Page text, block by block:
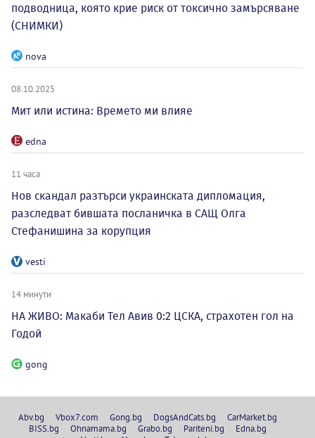
подводница, която крие риск от токсично замърсяване
(СНИМКИ)
nova
08.10.2025
Мит или истина: Времето ми влияе
edna
11 часа
Нов скандал разтърси украинската дипломация,
разследват бившата посланичка в САЩ Олга
Стефанишина за корупция
vesti
14 минути
НА ЖИВО: Макаби Тел Авив 0:2 ЦСКА, страхотен гол на
Годой
gong
Abv.bg Vbox7.com Gong.bg DogsAndCats.bg
CarMarket.bg
BISS.bg
Ohnamama.bg Grabo.bg Pariteni.bg
Edna.bg